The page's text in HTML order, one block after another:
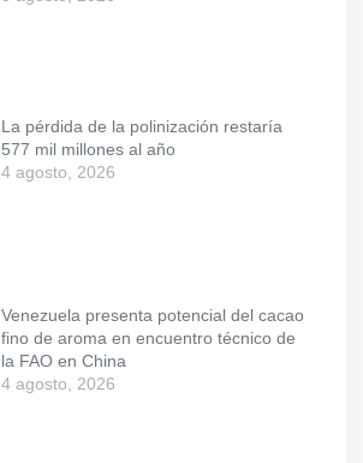
La pérdida de la polinización restaría
577 mil millones al año
4 agosto, 2026
Venezuela presenta potencial del cacao
fino de aroma en encuentro técnico de
la FAO en China
4 agosto, 2026